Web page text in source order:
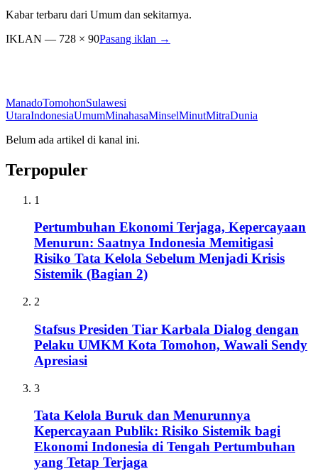
Kabar terbaru dari Umum dan sekitarnya.
IKLAN — 728 × 90Pasang iklan →
ManadoTomohonSulawesi
UtaraIndonesiaUmumMinahasaMinselMinutMitraDunia
Belum ada artikel di kanal ini.
Terpopuler
1
Pertumbuhan Ekonomi Terjaga, Kepercayaan
Menurun: Saatnya Indonesia Memitigasi
Risiko Tata Kelola Sebelum Menjadi Krisis
Sistemik (Bagian 2)
2
Stafsus Presiden Tiar Karbala Dialog dengan
Pelaku UMKM Kota Tomohon, Wawali Sendy
Apresiasi
3
Tata Kelola Buruk dan Menurunnya
Kepercayaan Publik: Risiko Sistemik bagi
Ekonomi Indonesia di Tengah Pertumbuhan
yang Tetap Terjaga